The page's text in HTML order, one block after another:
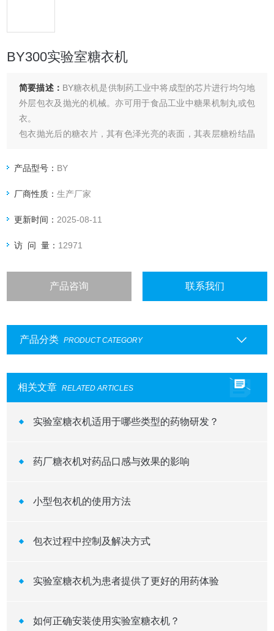
BY300实验室糖衣机
简要描述： BY糖衣机是供制药工业中将成型的芯片进行均匀地
外层包衣及抛光的机械。亦可用于食品工业中糖果机制丸或包
衣。
包衣抛光后的糖衣片，其有色泽光亮的表面，其表层糖粉结晶
发，又可遮盖芯片服用不适之味，达到药片便于识别及援和在
产品型号： BY
厂商性质：生产厂家
更新时间： 2025-08-11
访 问 量： 12971
产品咨询 联系我们
产品分类 PRODUCT CATEGORY
相关文章 RELATED ARTICLES
实验室糖衣机适用于哪些类型的药物研发？
药厂糖衣机对药品口感与效果的影响
小型包衣机的使用方法
包衣过程中控制及解决方式
实验室糖衣机为患者提供了更好的用药体验
如何正确安装使用实验室糖衣机？